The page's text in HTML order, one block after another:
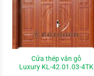
Cửa thép vân gỗ
Luxury KL-42.01.03-4TK